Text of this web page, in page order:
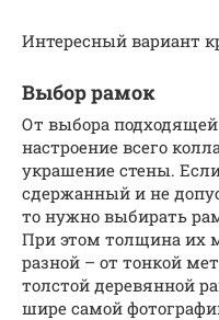
Интересный вариант
Выбор рамок
От выбора
настроение всего
украшение стены.
сдержанный и не
то нужно выбирать
При этом толщина их
разной – от тонкой
толстой деревянной
шире самой